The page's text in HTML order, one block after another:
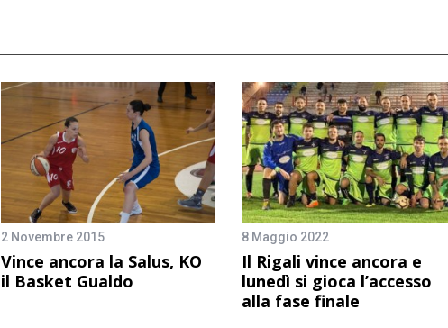
2 Novembre 2015
Vince ancora la Salus, KO
il Basket Gualdo
8 Maggio 2022
Il Rigali vince ancora e
lunedì si gioca l’accesso
alla fase finale